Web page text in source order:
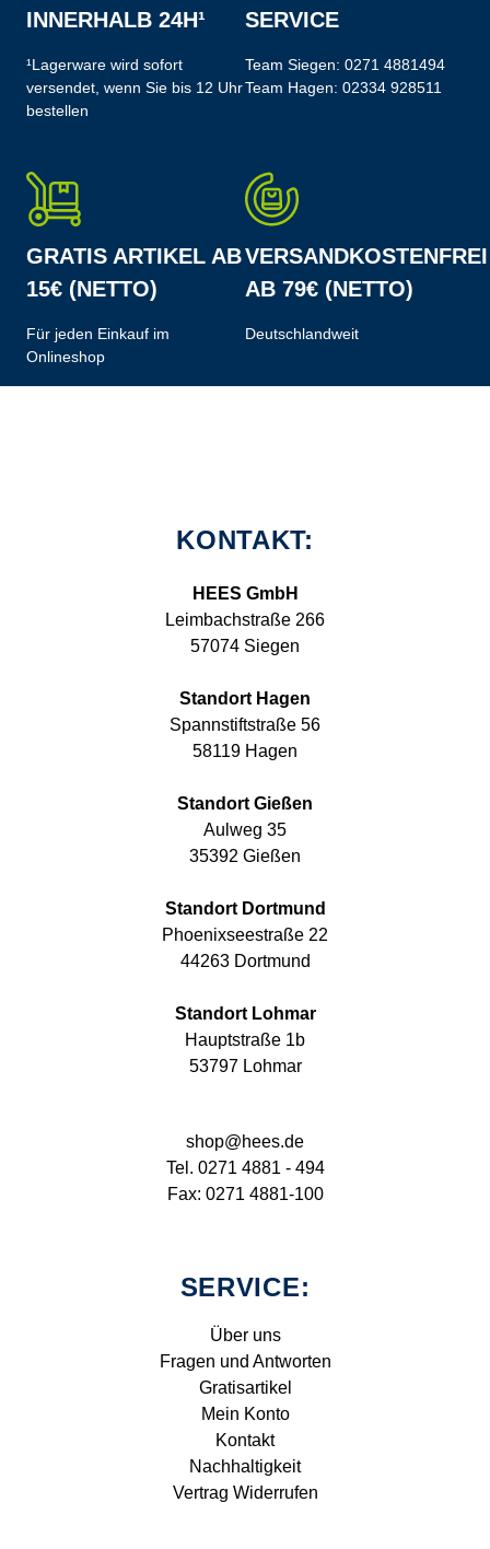
INNERHALB 24H¹
¹Lagerware wird sofort
versendet, wenn Sie bis 12 Uhr
bestellen
SERVICE
Team Siegen: 0271 4881494
Team Hagen: 02334 928511
GRATIS ARTIKEL AB
15€ (NETTO)
Für jeden Einkauf im
Onlineshop
VERSANDKOSTENFREI
AB 79€ (NETTO)
Deutschlandweit
KONTAKT:
HEES GmbH
Leimbachstraße 266
57074 Siegen
Standort Hagen
Spannstiftstraße 56
58119 Hagen
Standort Gießen
Aulweg 35
35392 Gießen
Standort Dortmund
Phoenixseestraße 22
44263 Dortmund
Standort Lohmar
Hauptstraße 1b
53797 Lohmar
shop@hees.de
Tel. 0271 4881 - 494
Fax: 0271 4881-100
SERVICE:
Über uns
Fragen und Antworten
Gratisartikel
Mein Konto
Kontakt
Nachhaltigkeit
Vertrag Widerrufen